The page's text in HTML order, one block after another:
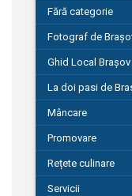
Fără categorie
Fotograf de
Ghid Local Brașov
La doi pasi de
Mâncare
Promovare
Rețete culinare
Servicii